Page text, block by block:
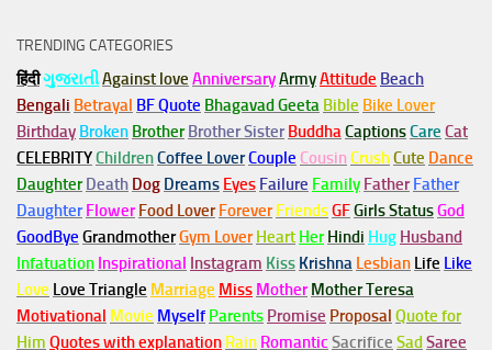
TRENDING CATEGORIES
हिंदीગુજરાતીAgainst love AnniversaryArmyAttitude Beach
Bengali Betrayal BF Quote Bhagavad Geeta Bible Bike Lover
Birthday Broken Brother Brother Sister BuddhaCaptionsCare Cat
CELEBRITYChildrenCoffee LoverCouple Cousin CrushCute Dance
Daughter Death Dog Dreams Eyes Failure Family Father Father
Daughter Flower Food Lover Forever FriendsGFGirls StatusGod
GoodBye GrandmotherGym Lover Heart Her Hindi Hug Husband
Infatuation Inspirational Instagram Kiss Krishna Lesbian Life Like
Love Love Triangle Marriage Miss Mother Mother Teresa
Motivational Movie Myself Parents Promise Proposal Quote for
Him Quotes with explanation Rain Romantic Sacrifice SadSaree